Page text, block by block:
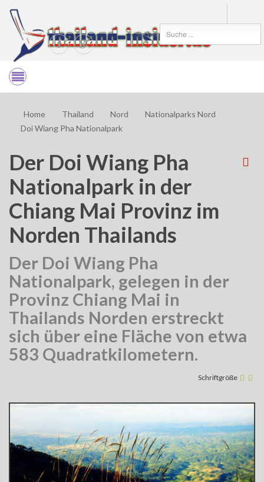
Suchen
Home Thailand Nord
Nationalparks Nord
Doi Wiang Pha Nationalpark
Der Doi Wiang Pha
Nationalpark in der
Chiang Mai Provinz im
Norden Thailands
Der Doi Wiang Pha
Nationalpark, gelegen in der
Provinz Chiang Mai in
Thailands Norden erstreckt
sich über eine Fläche von etwa
583 Quadratkilometern.
Schriftgröße